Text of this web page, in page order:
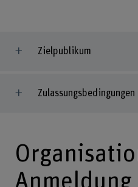
Zielpublikum
Zulassungsbedingungen
Anmeldung